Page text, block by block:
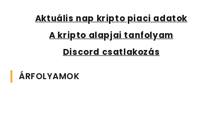
Aktuális nap kripto piaci adatok
A kripto alapjai tanfolyam
Discord csatlakozás
ÁRFOLYAMOK